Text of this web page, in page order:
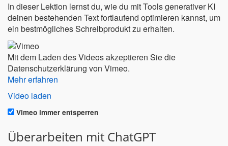
In dieser Lektion lernst du, wie du mit Tools generativer KI
deinen bestehenden Text fortlaufend optimieren kannst, um
ein bestmögliches Schreibprodukt zu erhalten.
Mit dem Laden des Videos akzeptieren Sie die
Datenschutzerklärung von Vimeo.
Mehr erfahren
Video laden
Vimeo immer entsperren
Überarbeiten mit ChatGPT